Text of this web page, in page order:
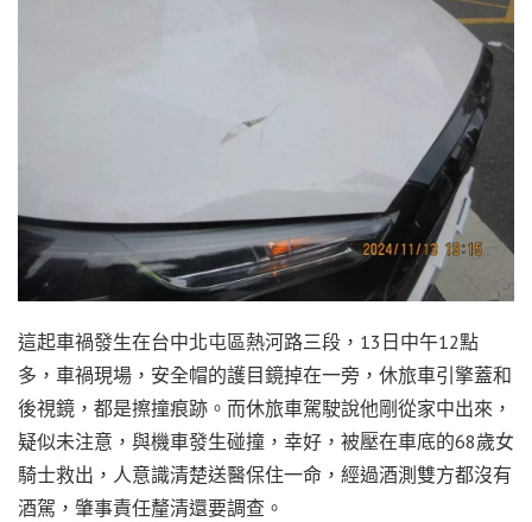
這起車禍發生在台中北屯區熱河路三段，13日中午12點
多，車禍現場，安全帽的護目鏡掉在一旁，休旅車引擎蓋和
後視鏡，都是擦撞痕跡。而休旅車駕駛說他剛從家中出來，
疑似未注意，與機車發生碰撞，幸好，被壓在車底的68歲女
騎士救出，人意識清楚送醫保住一命，經過酒測雙方都沒有
酒駕，肇事責任釐清還要調查。